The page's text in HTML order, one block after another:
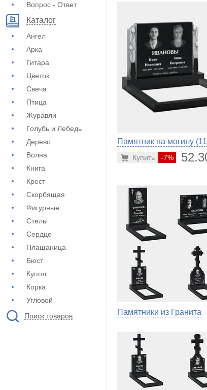
Вопрос - Ответ
Каталог
Ангел
Арка
Гитара
Цветок
Свеча
Птица
Журавли
Голубь и Лебедь
Дерево
Волна
Книга
Крест
Скорбящая
Фигурные
Стелы
Сердце
Плащаница
Бюст
Купол
Корка
Угловой
Поиск товаров
Памятник на могилу
-7%
Купить
Памятники из Гранита